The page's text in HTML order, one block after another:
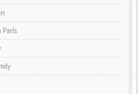
París